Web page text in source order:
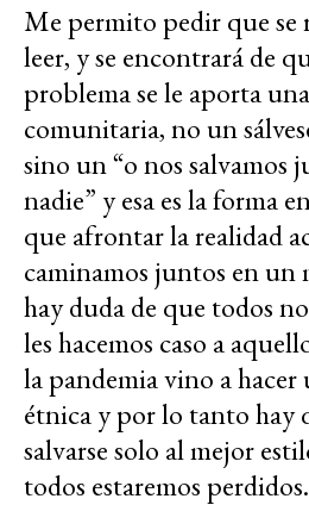
Me permito pedir que se
leer, y se encontrará de
problema se le aporta
comunitaria, no un
sino un “o nos salvamos
nadie” y esa es la forma
que afrontar la realidad
caminamos juntos en un
hay duda de que todos
les hacemos caso a
la pandemia vino a
étnica y por lo tanto hay
salvarse solo al mejor
todos estaremos perdidos.